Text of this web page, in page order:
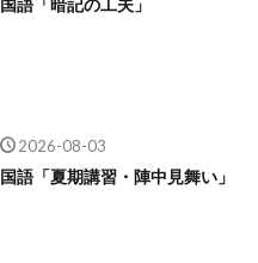
国語「暗記の工夫」
2026-08-03
国語「夏期講習・陣中見舞い」